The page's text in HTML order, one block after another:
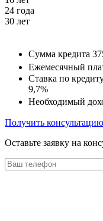
24 года
30 лет
Сумма кредита
Ежемесячный
Ставка по
9,7%
Необходимый
Получить консультацию
Оставьте заявку на